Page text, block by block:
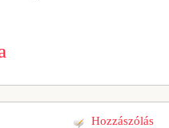
Hozzászólás